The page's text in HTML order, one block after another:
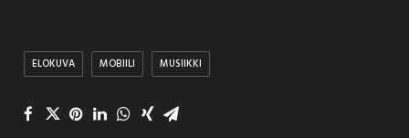
ELOKUVA MOBIILI MUSIIKKI